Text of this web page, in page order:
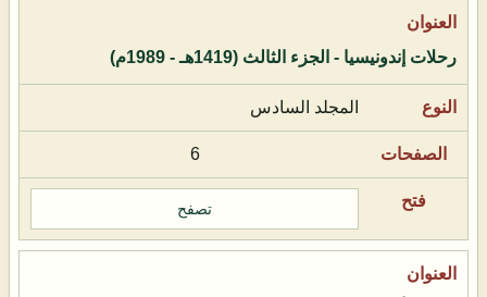
رحلات إندونيسيا - الجزء الثالث (1419هـ - 1989م)
المجلد السادس
6
تصفح